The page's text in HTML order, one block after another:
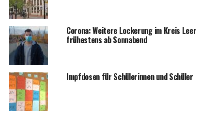
Coro­na: Wei­te­re Locke­rung im Kreis Leer
frü­hes­tens ab Sonnabend
Impf­do­sen für Schü­le­rin­nen und Schüler